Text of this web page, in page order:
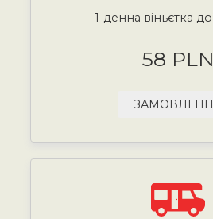
1-денна віньєтка
58 PLN